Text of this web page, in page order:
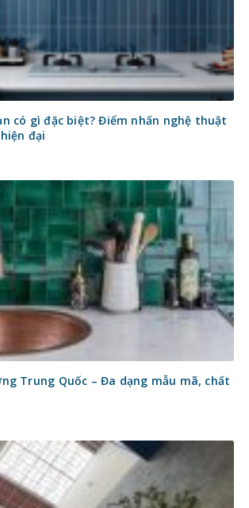
có gì đặc biệt? Điểm nhấn nghệ thuật
đại
Trung Quốc – Đa dạng mẫu mã, chất